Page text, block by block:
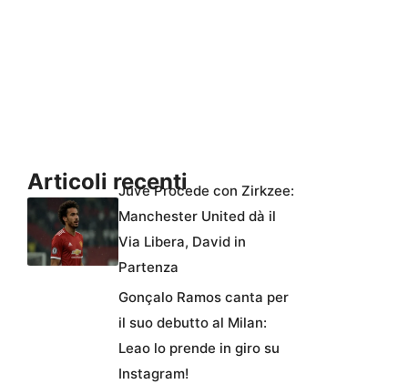
Articoli recentiJuve Procede con Zirkzee:
Manchester United dà il
Via Libera, David in
Partenza
Gonçalo Ramos canta per
il suo debutto al Milan:
Leao lo prende in giro su
Instagram!